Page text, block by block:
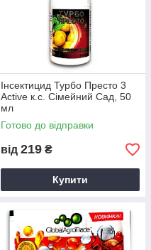
Інсектицид Турбо Престо 3
Active к.с. Сімейний Сад, 50
мл
Готово до відправки
від 219 ₴
Купити